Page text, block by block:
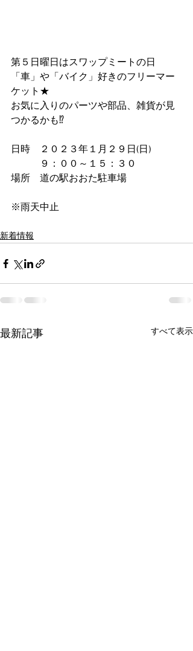
第５日曜日はスワップミートの日
「車」や「バイク」好きのフリーマー
ケット★
お気に入りのパーツや部品、雑貨が見
つかるかも⁉
日時　２０２３年１月２９日(日)
９：００～１５：３０
場所　道の駅おおた駐車場
※雨天中止
新着情報
最新記事 すべて表示